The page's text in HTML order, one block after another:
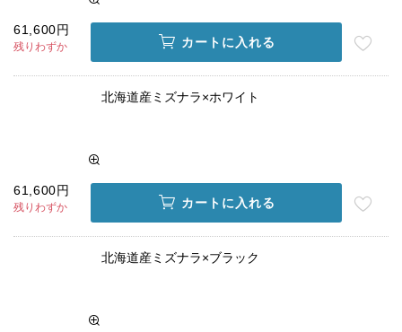
61,600円
残りわずか カートに入れる
北海道産ミズナラ×ホワイト
61,600円
残りわずか カートに入れる
北海道産ミズナラ×ブラック